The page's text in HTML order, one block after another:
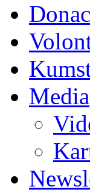
Media